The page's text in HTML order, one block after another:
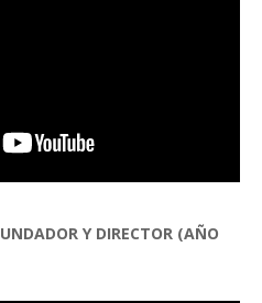
Y DIRECTOR (AÑO